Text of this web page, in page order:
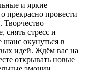
и яркие
прекрасно провести
Творчество —
снять стресс и
шанс окунуться в
идей. Ждём вас на
открывать новые